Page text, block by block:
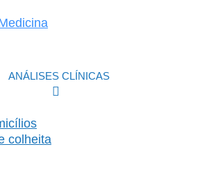
ANÁLISES CLÍNICAS
colheita